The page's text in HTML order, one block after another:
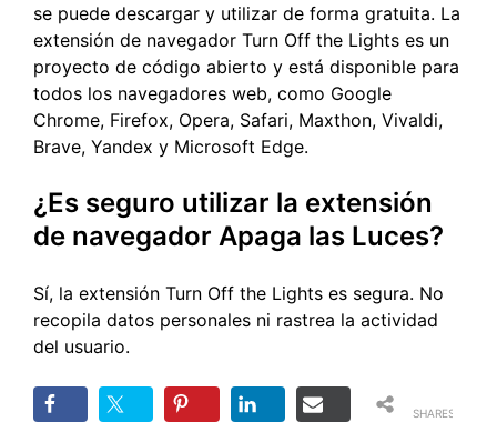
se puede descargar y utilizar de forma gratuita. La
extensión de navegador Turn Off the Lights es un
proyecto de código abierto y está disponible para
todos los navegadores web, como Google
Chrome, Firefox, Opera, Safari, Maxthon, Vivaldi,
Brave, Yandex y Microsoft Edge.
¿Es seguro utilizar la extensión
de navegador Apaga las Luces?
Sí, la extensión Turn Off the Lights es segura. No
recopila datos personales ni rastrea la actividad
del usuario.
SHARES